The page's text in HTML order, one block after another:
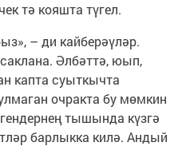
тә кояшта түгел.
– ди кайберәүләр.
Әлбәттә, юып,
капта суыткычта
очракта бу мөмкин
тышында күзгә
барлыкка килә. Андый